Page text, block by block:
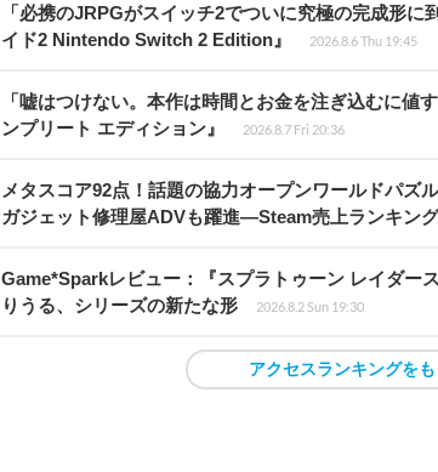
「必携のJRPGがスイッチ2でついに究極の完成形
イド2 Nintendo Switch 2 Edition』
2026.8.6 Thu 19:45
「嘘はつけない。本作は時間とお金を注ぎ込むに値
ンプリート エディション』
2026.8.7 Fri 20:36
メタスコア92点！話題の協力オープンワールドパズ
ガジェット修理屋ADVも躍進―Steam売上ランキン
Game*Sparkレビュー：『スプラトゥーン レイダー
りうる、シリーズの新たな形
2026.8.2 Sun 19:30
アクセスランキングを